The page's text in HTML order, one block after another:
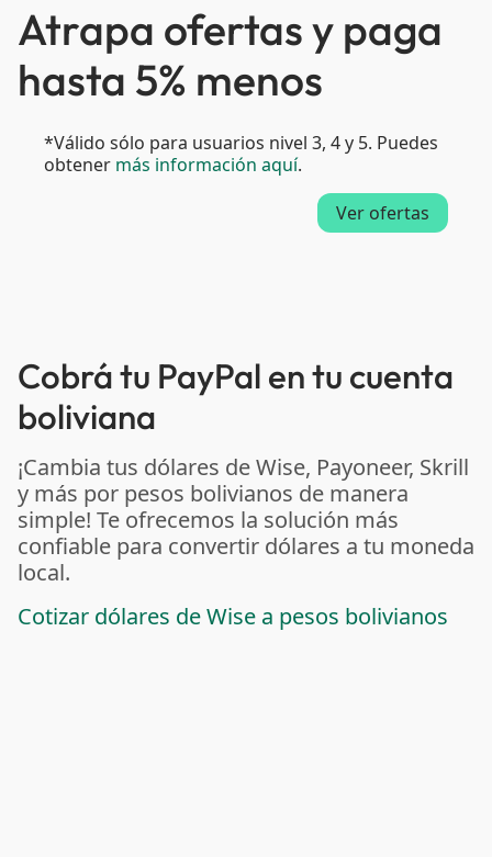
Atrapa ofertas y paga
hasta 5% menos
*Válido sólo para usuarios nivel 3, 4 y 5. Puedes
obtener más información aquí.
Ver ofertas
Cobrá tu PayPal en tu cuenta
boliviana
¡Cambia tus dólares de Wise, Payoneer, Skrill
y más por pesos bolivianos de manera
simple! Te ofrecemos la solución más
confiable para convertir dólares a tu moneda
local.
Cotizar dólares de Wise a pesos bolivianos